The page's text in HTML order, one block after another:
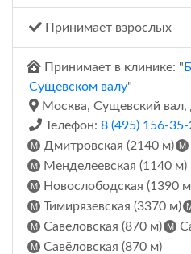
Принимает взрослых
Принимает в клинике: "
Сущевском валу"
Москва, Сущевский вал,
Телефон: 8 (495) 156-35-
Дмитровская (2140 м)
Менделеевская (1140 м)
Новослободская (1390
Тимирязевская (3370 м)
Савеловская (870 м)
Савёловская (870 м)